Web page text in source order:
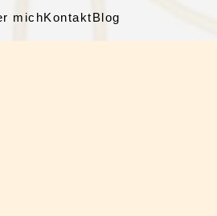
michKontaktBlog